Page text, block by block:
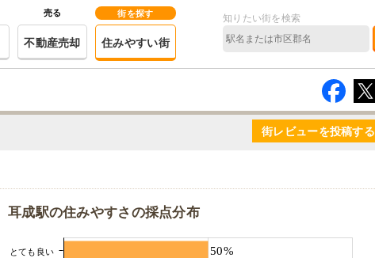
売る
不動産売却
街を探す
住みやすい街
知りたい街を検索
街レビューを投稿する
耳成駅の住みやすさの採点分布
50%
とても良い